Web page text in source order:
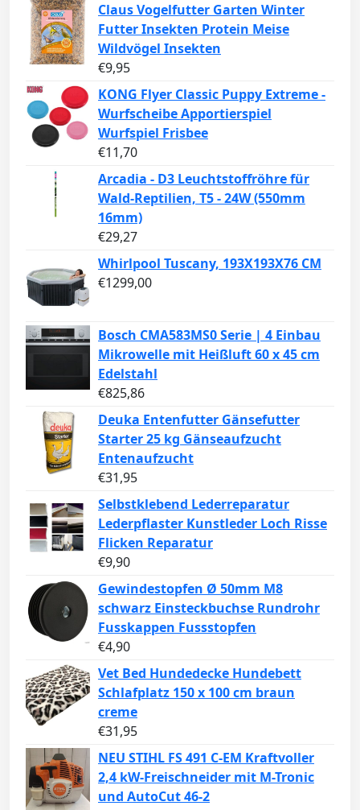
Claus Vogelfutter Garten Winter
Futter Insekten Protein Meise
Wildvögel Insekten
€9,95
KONG Flyer Classic Puppy Extreme -
Wurfscheibe Apportierspiel
Wurfspiel Frisbee
€11,70
Arcadia - D3 Leuchtstoffröhre für
Wald-Reptilien, T5 - 24W (550mm
16mm)
€29,27
Whirlpool Tuscany, 193X193X76 CM
€1299,00
Bosch CMA583MS0 Serie | 4 Einbau
Mikrowelle mit Heißluft 60 x 45 cm
Edelstahl
€825,86
Deuka Entenfutter Gänsefutter
Starter 25 kg Gänseaufzucht
Entenaufzucht
€31,95
Selbstklebend Lederreparatur
Lederpflaster Kunstleder Loch Risse
Flicken Reparatur
€9,90
Gewindestopfen Ø 50mm M8
schwarz Einsteckbuchse Rundrohr
Fusskappen Fussstopfen
€4,90
Vet Bed Hundedecke Hundebett
Schlafplatz 150 x 100 cm braun
creme
€31,95
NEU STIHL FS 491 C-EM Kraftvoller
2,4 kW-Freischneider mit M-Tronic
und AutoCut 46-2